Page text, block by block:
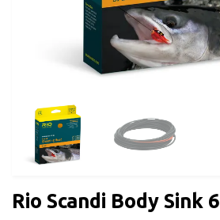
Rio Scandi Body Sink 6